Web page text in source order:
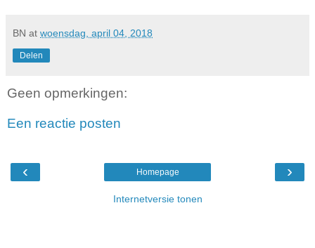
BN at woensdag, april 04, 2018
Delen
Geen opmerkingen:
Een reactie posten
‹ ›
Homepage
Internetversie tonen